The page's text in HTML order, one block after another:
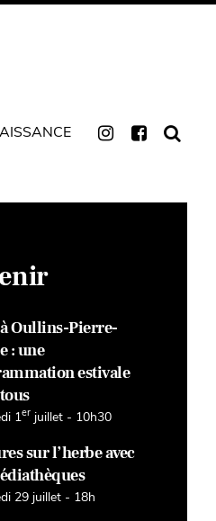
à Oullins-Pierre-
: une
estivale
1er juillet - 10h30
sur l’herbe avec
29 juillet - 18h